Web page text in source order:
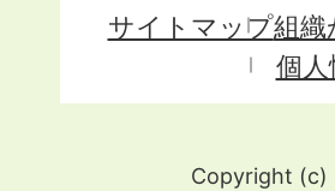
サイトマップ組織
個
Copyright (c)